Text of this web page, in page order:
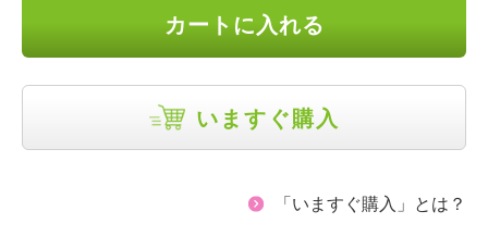
カートに入れる
いますぐ購入
「いますぐ購入」とは？